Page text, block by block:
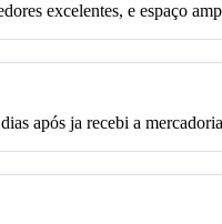
excelentes, e espaço
após ja recebi a